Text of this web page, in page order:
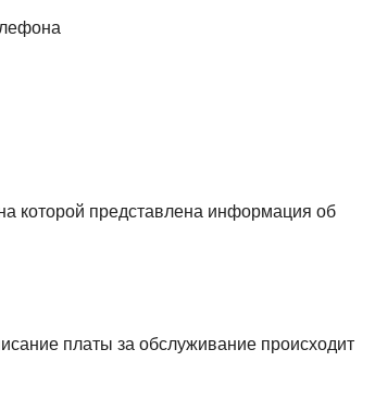
которой представлена информация об
платы за обслуживание происходит